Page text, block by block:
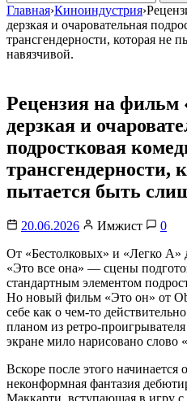
Главная›Киноиндустрия›
дерзкая и очаровательная
трансгендерности, которая не
навязчивой.
Рецензия на
дерзкая и
подростковая
трансгендерности,
пытается быть
20.06.2026 Имжист
0
От «Бестолковых» и «Легко
«Это все она» — сцены
стандартным элементом
Но новый фильм «Это он» от
себе как о чем-то
планом из ретро-
экране мило нарисовано слово «
Вскоре после этого начинается
неконформная фантазия
Маккарти, вступающая в игру